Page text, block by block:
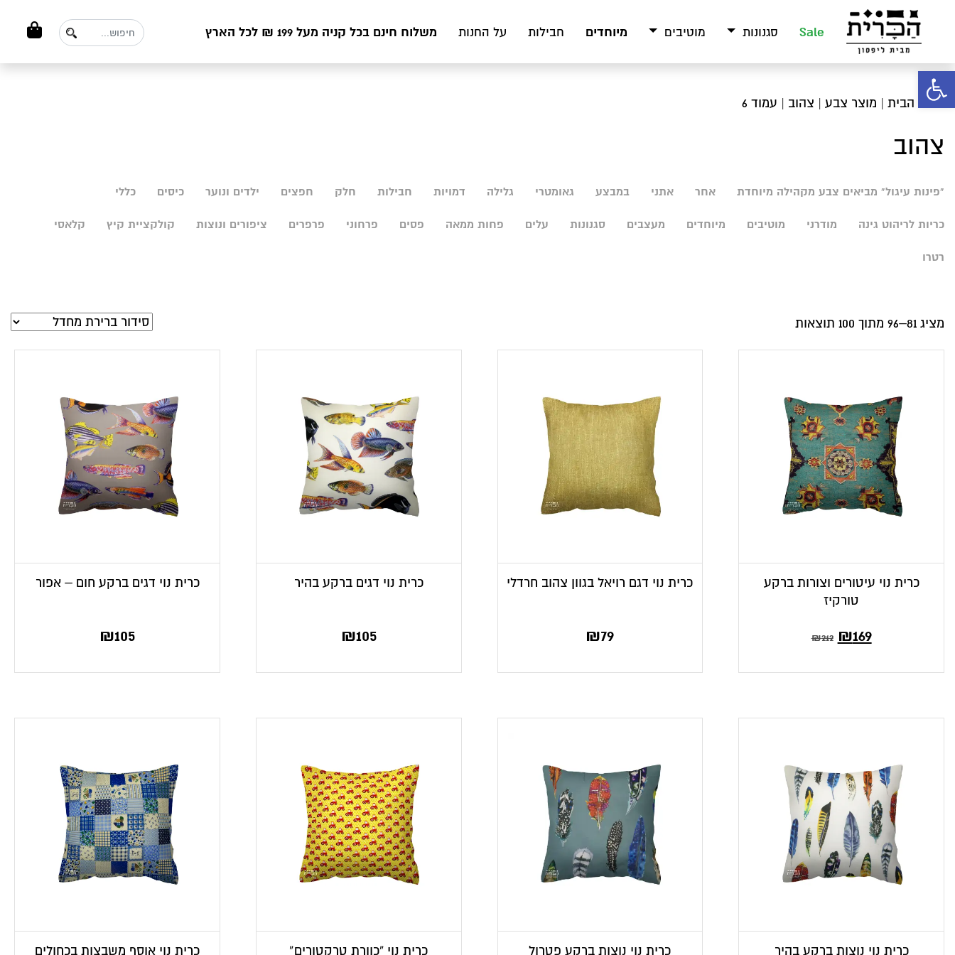
פתח סרגל נגישות
Sale סגנונות מוטיבים מיוחדים חבילות על החנות משלוח חינם בכל קניה מעל 199 ₪ לכל הארץ
עמוד הבית | מוצר צבע | צהוב | עמוד 6
צהוב
"פינות עיגול" מביאים צבע מקהילה מיוחדת אחר אתני במבצע גאומטרי גלילה דמויות חבילות חלק חפצים ילדים ונוער כיסים כללי
כריות לריהוט גינה מודרני מוטיבים מיוחדים מעצבים סגנונות עלים פחות ממאה פסים פרחוני פרפרים ציפורים ונוצות קולקציית קיץ קלאסי
רטרו
מציג 81–96 מתוך 100 תוצאות
כרית נוי עיטורים וצורות ברקע
טורקיז
₪212 המחיר
₪212.
₪169המחיר
₪169.
כרית נוי דגם רויאל בגוון צהוב חרדלי
₪79
כרית נוי דגים ברקע בהיר
₪105
כרית נוי דגים ברקע חום – אפור
₪105
כרית נוי נוצות ברקע בהיר כרית נוי נוצות ברקע פטרול כרית נוי “כוורת טרקטורים” כרית נוי אוסף משבצות בכחולים